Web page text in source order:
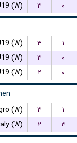
(W)
۳ ۰
(W)
۳ ۱
(W)
۳ ۰
(W)
۲ ۰
(W)
۳ ۱
(W)
۲ ۳